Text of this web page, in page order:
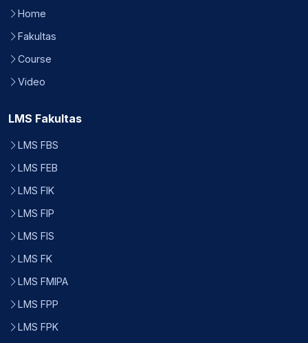
Home
Fakultas
Course
Video
LMS Fakultas
LMS FBS
LMS FEB
LMS FIK
LMS FIP
LMS FIS
LMS FK
LMS FMIPA
LMS FPP
LMS FPK